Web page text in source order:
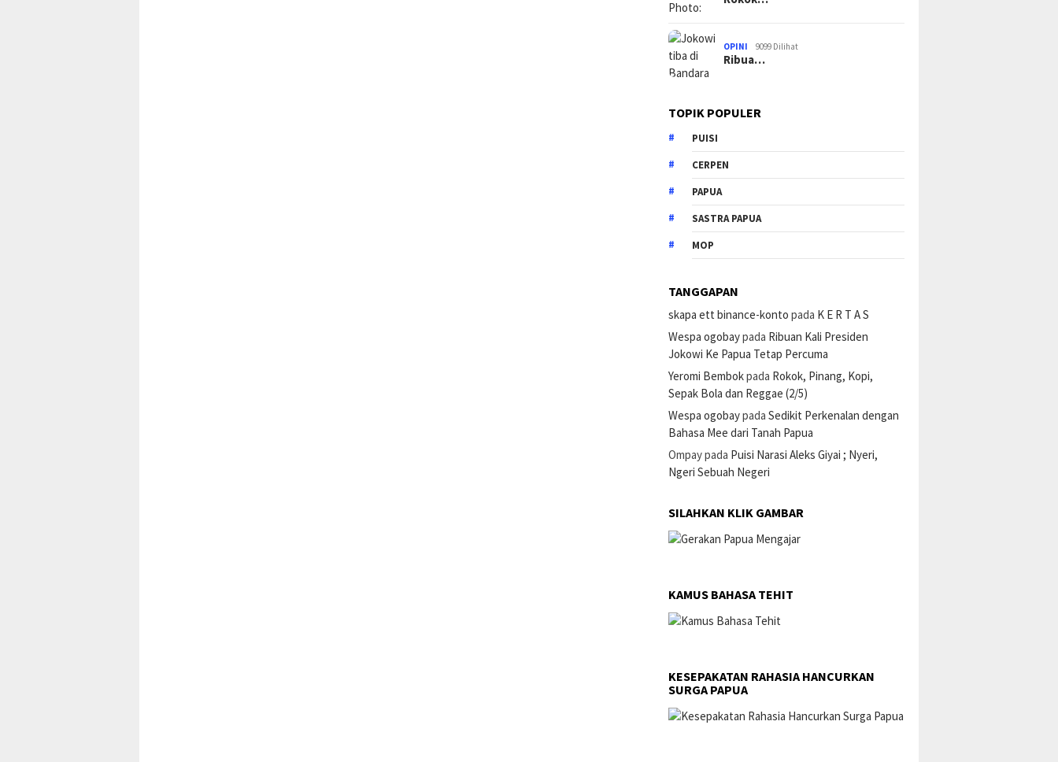
OPINI 9099 Dilihat
Ribua…
TOPIK POPULER
PUISI
CERPEN
PAPUA
SASTRA PAPUA
MOP
TANGGAPAN
skapa ett binance-konto pada K E R T A S
Wespa ogobaypada Ribuan Kali Presiden
Jokowi Ke Papua Tetap Percuma
Yeromi Bembokpada Rokok, Pinang, Kopi,
Sepak Bola dan Reggae (2/5)
Wespa ogobaypadaSedikit Perkenalan dengan
Bahasa Mee dari Tanah Papua
Ompaypada Puisi Narasi Aleks Giyai ; Nyeri,
Ngeri Sebuah Negeri
SILAHKAN KLIK GAMBAR
KAMUS BAHASA TEHIT
KESEPAKATAN RAHASIA HANCURKAN
SURGA PAPUA